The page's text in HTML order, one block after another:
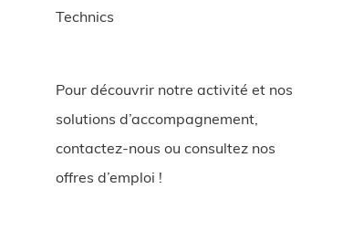
Technics
Pour découvrir notre activité et nos
solutions d’accompagnement,
contactez-nous ou consultez nos
offres d’emploi !